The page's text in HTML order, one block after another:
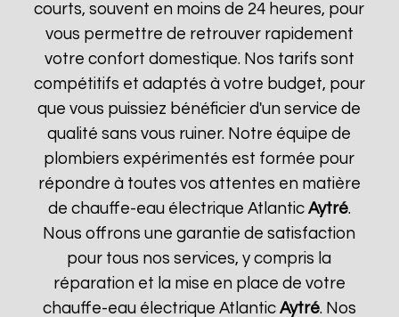
courts, souvent en moins de 24 heures, pour
vous permettre de retrouver rapidement
votre confort domestique. Nos tarifs sont
compétitifs et adaptés à votre budget, pour
que vous puissiez bénéficier d'un service de
qualité sans vous ruiner. Notre équipe de
plombiers expérimentés est formée pour
répondre à toutes vos attentes en matière
de chauffe-eau électrique Atlantic Aytré.
Nous offrons une garantie de satisfaction
pour tous nos services, y compris la
réparation et la mise en place de votre
chauffe-eau électrique Atlantic Aytré. Nos